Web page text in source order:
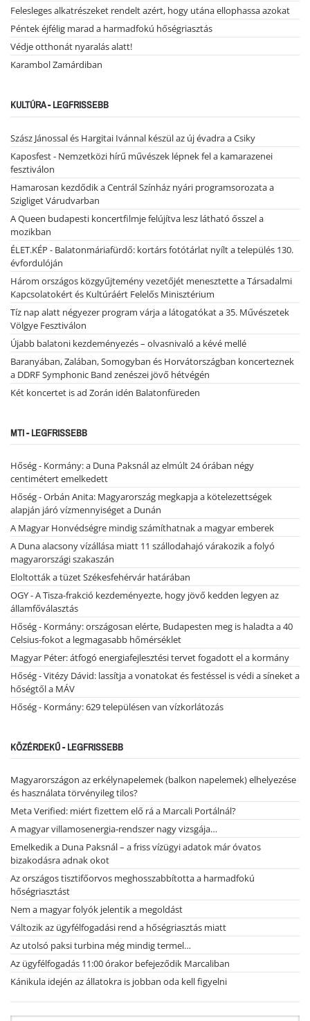
Felesleges alkatrészeket rendelt azért, hogy utána ellophassa azokat
Péntek éjfélig marad a harmadfokú hőségriasztás
Védje otthonát nyaralás alatt!
Karambol Zamárdiban
KULTÚRA - LEGFRISSEBB
Szász Jánossal és Hargitai Ivánnal készül az új évadra a Csiky
Kaposfest - Nemzetközi hírű művészek lépnek fel a kamarazenei
fesztiválon
Hamarosan kezdődik a Centrál Színház nyári programsorozata a
Szigliget Várudvarban
A Queen budapesti koncertfilmje felújítva lesz látható ősszel a
mozikban
ÉLET.KÉP - Balatonmáriafürdő: kortárs fotótárlat nyílt a település 130.
évfordulóján
Három országos közgyűjtemény vezetőjét menesztette a Társadalmi
Kapcsolatokért és Kultúráért Felelős Minisztérium
Tíz nap alatt négyezer program várja a látogatókat a 35. Művészetek
Völgye Fesztiválon
Újabb balatoni kezdeményezés – olvasnivaló a kévé mellé
Baranyában, Zalában, Somogyban és Horvátországban koncerteznek
a DDRF Symphonic Band zenészei jövő hétvégén
Két koncertet is ad Zorán idén Balatonfüreden
MTI - LEGFRISSEBB
Hőség - Kormány: a Duna Paksnál az elmúlt 24 órában négy
centimétert emelkedett
Hőség - Orbán Anita: Magyarország megkapja a kötelezettségek
alapján járó vízmennyiséget a Dunán
A Magyar Honvédségre mindig számíthatnak a magyar emberek
A Duna alacsony vízállása miatt 11 szállodahajó várakozik a folyó
magyarországi szakaszán
Eloltották a tüzet Székesfehérvár határában
OGY - A Tisza-frakció kezdeményezte, hogy jövő kedden legyen az
államfőválasztás
Hőség - Kormány: országosan elérte, Budapesten meg is haladta a 40
Celsius-fokot a legmagasabb hőmérséklet
Magyar Péter: átfogó energiafejlesztési tervet fogadott el a kormány
Hőség - Vitézy Dávid: lassítja a vonatokat és festéssel is védi a síneket a
hőségtől a MÁV
Hőség - Kormány: 629 településen van vízkorlátozás
KÖZÉRDEKŰ - LEGFRISSEBB
Magyarországon az erkélynapelemek (balkon napelemek) elhelyezése
és használata törvényileg tilos?
Meta Verified: miért fizettem elő rá a Marcali Portálnál?
A magyar villamosenergia-rendszer nagy vizsgája…
Emelkedik a Duna Paksnál – a friss vízügyi adatok már óvatos
bizakodásra adnak okot
Az országos tisztifőorvos meghosszabbította a harmadfokú
hőségriasztást
Nem a magyar folyók jelentik a megoldást
Változik az ügyfélfogadási rend a hőségriasztás miatt
Az utolsó paksi turbina még mindig termel…
Az ügyfélfogadás 11:00 órakor befejeződik Marcaliban
Kánikula idején az állatokra is jobban oda kell figyelni